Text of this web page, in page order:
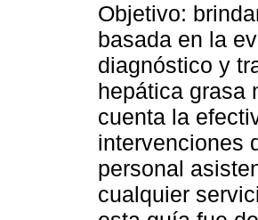
Objetivo:
basada en la
diagnóstico y
hepática grasa
cuenta la
intervenciones
personal
cualquier